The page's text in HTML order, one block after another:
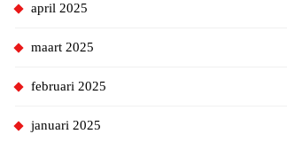
april 2025
maart 2025
februari 2025
januari 2025